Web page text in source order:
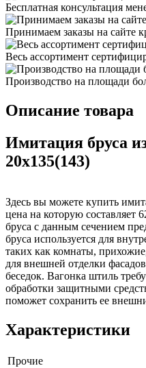
Бесплатная консультация
Принимаем заказы на сайте
Весь ассортимент
Производство на площади
Описание товара
Имитация бруса
20x135(143)
Здесь вы можете купить
цена на которую составляет
бруса с данным сечением
бруса используется для
таких как комнаты,
для внешней отделки
беседок. Вагонка штиль
обработки защитными
поможет сохранить ее
Характеристики
Прочие